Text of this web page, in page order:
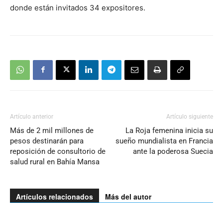
donde están invitados 34 expositores.
Artículo anterior
Más de 2 mil millones de
pesos destinarán para
reposición de consultorio de
salud rural en Bahía Mansa
Artículo siguiente
La Roja femenina inicia su
sueño mundialista en Francia
ante la poderosa Suecia
Artículos relacionados Más del autor